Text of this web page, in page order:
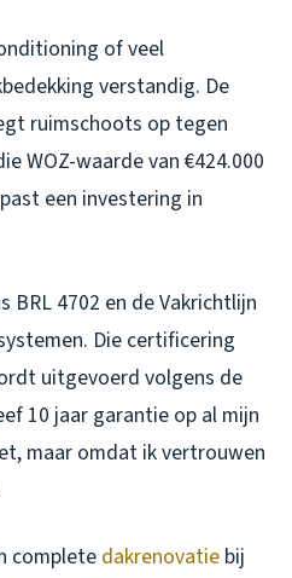
of veel
verstandig. De
ruimschoots op tegen
WOZ-waarde van €424.000
een investering in
BRL 4702 en de Vakrichtlijn
Die certificering
uitgevoerd volgens de
10 jaar garantie op al mijn
maar omdat ik vertrouwen
complete dakrenovatie bij